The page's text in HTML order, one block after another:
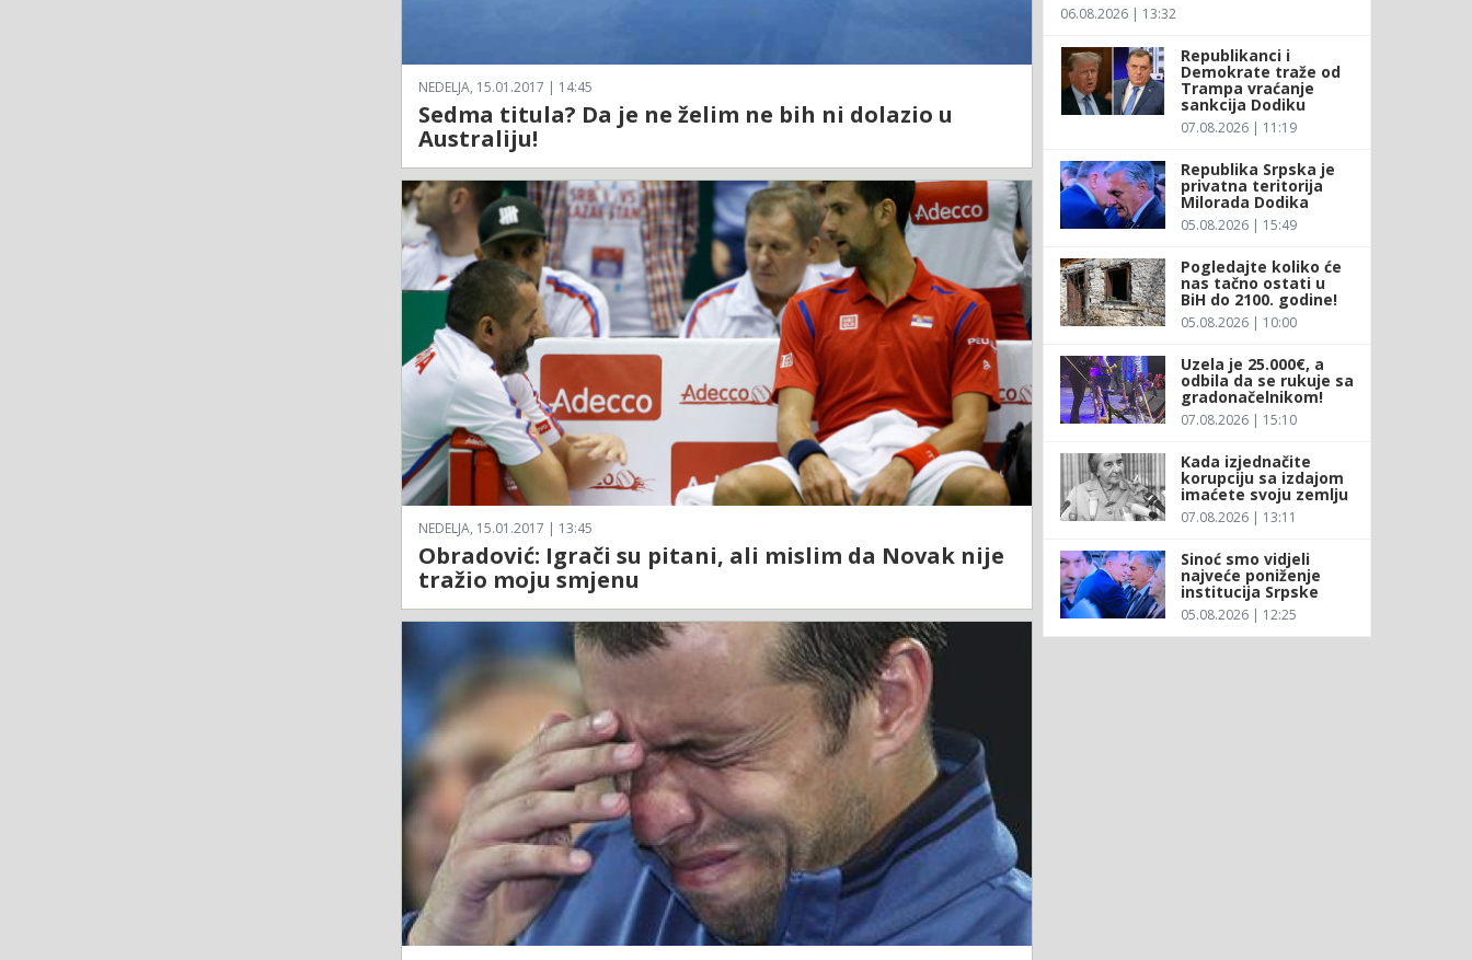
NEDELJA, 15.01.2017 | 14:45
Sedma titula? Da je ne želim ne bih ni dolazio u
Australiju!
NEDELJA, 15.01.2017 | 13:45
Obradović: Igrači su pitani, ali mislim da Novak nije
tražio moju smjenu
06.08.2026 | 13:32
Republikanci i
Demokrate traže od
Trampa vraćanje
sankcija Dodiku
07.08.2026 | 11:19
Republika Srpska je
privatna teritorija
Milorada Dodika
05.08.2026 | 15:49
Pogledajte koliko će
nas tačno ostati u
BiH do 2100. godine!
05.08.2026 | 10:00
Uzela je 25.000€, a
odbila da se rukuje sa
gradonačelnikom!
07.08.2026 | 15:10
Kada izjednačite
korupciju sa izdajom
imaćete svoju zemlju
07.08.2026 | 13:11
Sinoć smo vidjeli
najveće poniženje
institucija Srpske
05.08.2026 | 12:25